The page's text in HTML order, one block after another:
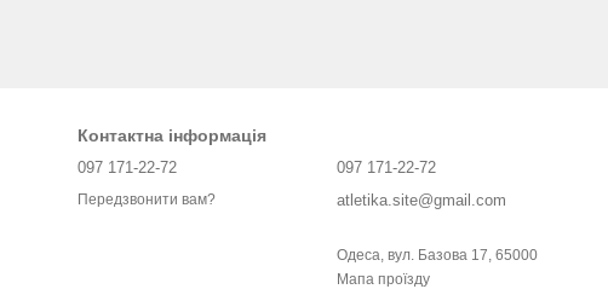
Контактна інформація
097 171-22-72
Передзвонити вам?
097 171-22-72
atletika.site@gmail.com
Одеса, вул. Базова 17, 65000
Мапа проїзду